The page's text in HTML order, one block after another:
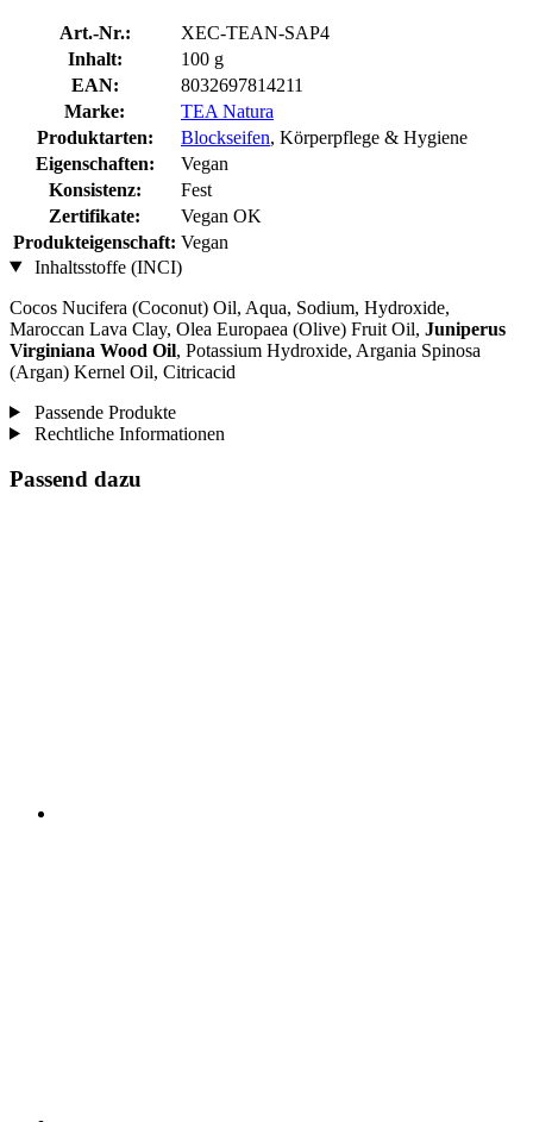
Art.-Nr.:
XEC-TEAN-SAP4
Inhalt:
100 g
EAN:
8032697814211
Marke:
TEA Natura
Produktarten:
Blockseifen, Körperpflege & Hygiene
Eigenschaften:
Vegan
Konsistenz:
Fest
Zertifikate:
Vegan OK
Produkteigenschaft: Vegan
Inhaltsstoffe (INCI)
Cocos Nucifera (Coconut) Oil, Aqua, Sodium, Hydroxide,
Maroccan Lava Clay, Olea Europaea (Olive) Fruit Oil, Juniperus
Virginiana Wood Oil, Potassium Hydroxide, Argania Spinosa
(Argan) Kernel Oil, Citricacid
Passende Produkte
Rechtliche Informationen
Passend dazu